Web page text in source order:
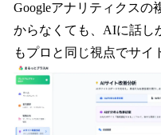
Googleアナリティクスの
からなくても、AIに話し
もプロと同じ視点でサイ